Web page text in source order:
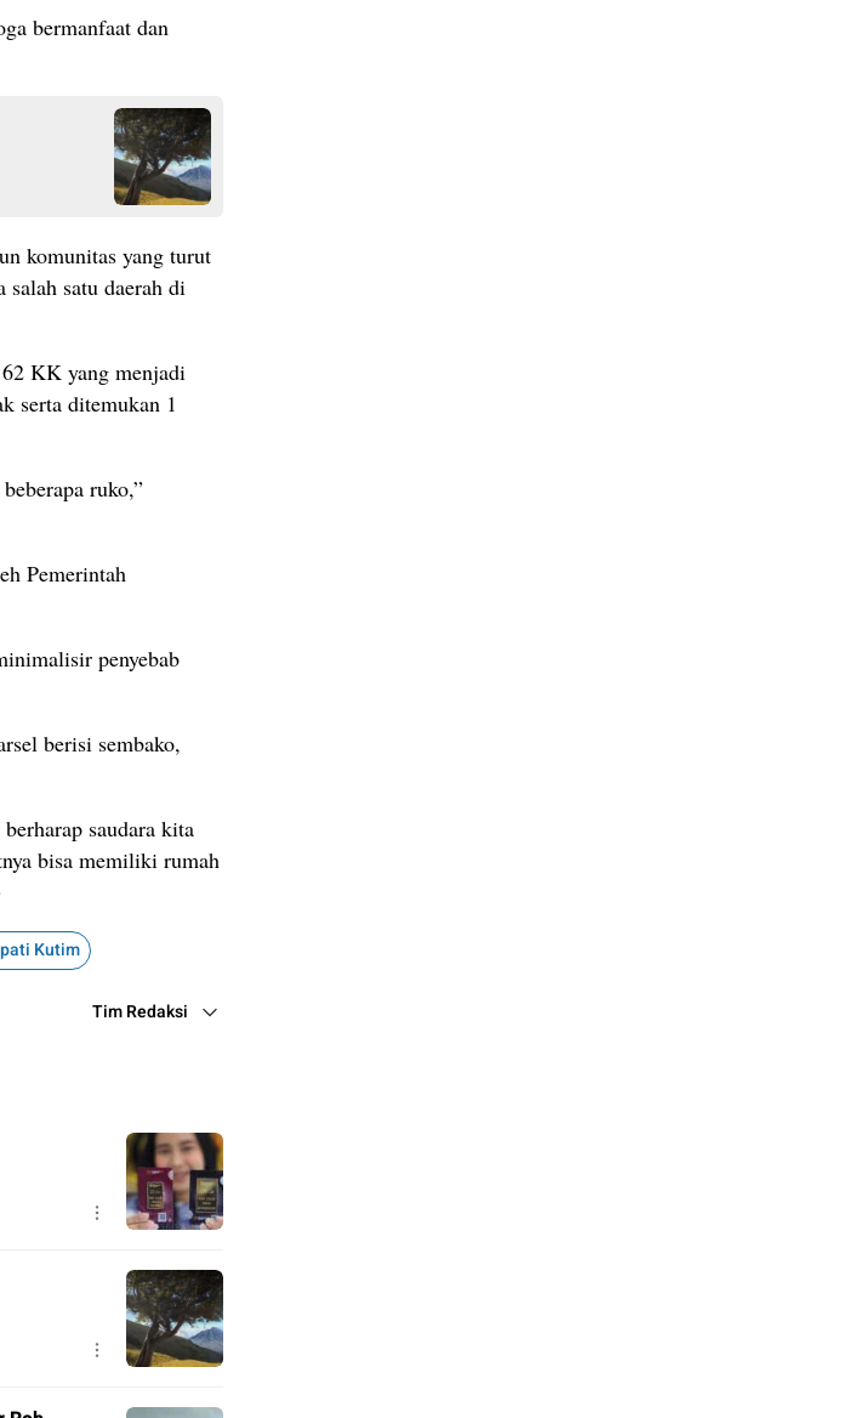
bermanfaat dan
komunitas yang turut
satu daerah di
62 KK yang menjadi
serta ditemukan 1
ruko,”
Pemerintah
penyebab
berisi sembako,
saudara kita
bisa memiliki rumah
Kutim
Tim Redaksi